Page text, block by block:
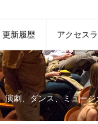
更新履歴 アクセス
演劇、ダンス、ミュー